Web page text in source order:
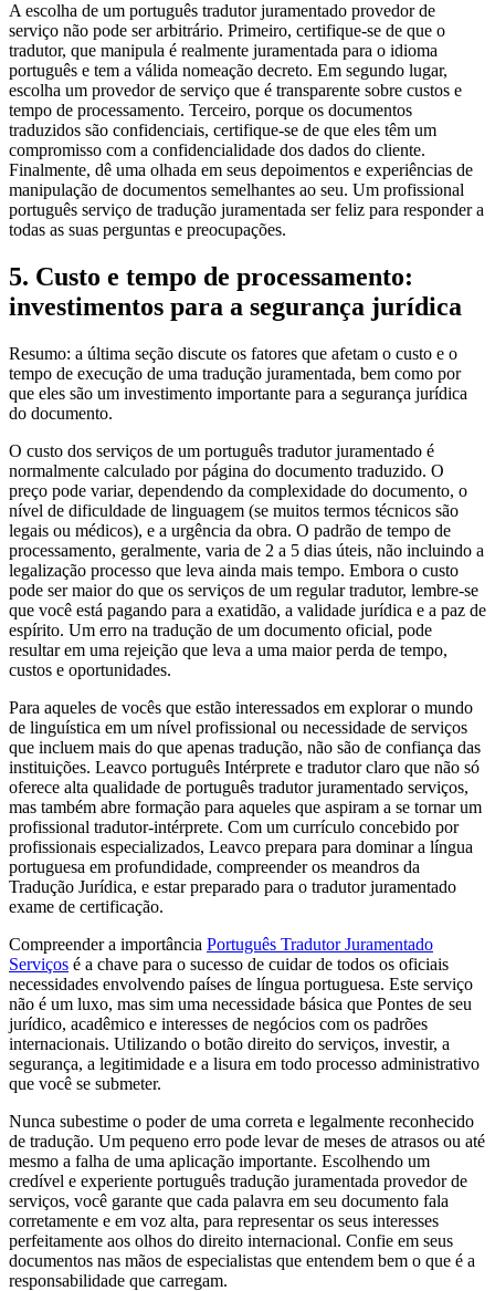
A escolha de um português tradutor juramentado provedor de
serviço não pode ser arbitrário. Primeiro, certifique-se de que o
tradutor, que manipula é realmente juramentada para o idioma
português e tem a válida nomeação decreto. Em segundo lugar,
escolha um provedor de serviço que é transparente sobre custos e
tempo de processamento. Terceiro, porque os documentos
traduzidos são confidenciais, certifique-se de que eles têm um
compromisso com a confidencialidade dos dados do cliente.
Finalmente, dê uma olhada em seus depoimentos e experiências de
manipulação de documentos semelhantes ao seu. Um profissional
português serviço de tradução juramentada ser feliz para responder a
todas as suas perguntas e preocupações.
5. Custo e tempo de processamento:
investimentos para a segurança jurídica
Resumo: a última seção discute os fatores que afetam o custo e o
tempo de execução de uma tradução juramentada, bem como por
que eles são um investimento importante para a segurança jurídica
do documento.
O custo dos serviços de um português tradutor juramentado é
normalmente calculado por página do documento traduzido. O
preço pode variar, dependendo da complexidade do documento, o
nível de dificuldade de linguagem (se muitos termos técnicos são
legais ou médicos), e a urgência da obra. O padrão de tempo de
processamento, geralmente, varia de 2 a 5 dias úteis, não incluindo a
legalização processo que leva ainda mais tempo. Embora o custo
pode ser maior do que os serviços de um regular tradutor, lembre-se
que você está pagando para a exatidão, a validade jurídica e a paz de
espírito. Um erro na tradução de um documento oficial, pode
resultar em uma rejeição que leva a uma maior perda de tempo,
custos e oportunidades.
Para aqueles de vocês que estão interessados em explorar o mundo
de linguística em um nível profissional ou necessidade de serviços
que incluem mais do que apenas tradução, não são de confiança das
instituições. Leavco português Intérprete e tradutor claro que não só
oferece alta qualidade de português tradutor juramentado serviços,
mas também abre formação para aqueles que aspiram a se tornar um
profissional tradutor-intérprete. Com um currículo concebido por
profissionais especializados, Leavco prepara para dominar a língua
portuguesa em profundidade, compreender os meandros da
Tradução Jurídica, e estar preparado para o tradutor juramentado
exame de certificação.
Compreender a importância Português Tradutor Juramentado
Serviços é a chave para o sucesso de cuidar de todos os oficiais
necessidades envolvendo países de língua portuguesa. Este serviço
não é um luxo, mas sim uma necessidade básica que Pontes de seu
jurídico, acadêmico e interesses de negócios com os padrões
internacionais. Utilizando o botão direito do serviços, investir, a
segurança, a legitimidade e a lisura em todo processo administrativo
que você se submeter.
Nunca subestime o poder de uma correta e legalmente reconhecido
de tradução. Um pequeno erro pode levar de meses de atrasos ou até
mesmo a falha de uma aplicação importante. Escolhendo um
credível e experiente português tradução juramentada provedor de
serviços, você garante que cada palavra em seu documento fala
corretamente e em voz alta, para representar os seus interesses
perfeitamente aos olhos do direito internacional. Confie em seus
documentos nas mãos de especialistas que entendem bem o que é a
responsabilidade que carregam.